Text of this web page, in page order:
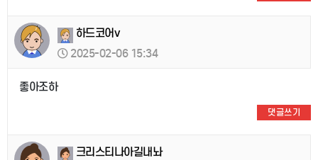
하드코어v
2025-02-06 15:34
좋아조하
댓글쓰기
크리스티나아길내놔